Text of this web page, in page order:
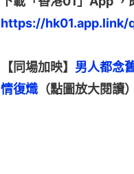
https://hk01.app.link/
【同場加映】 男人都念
情復熾 （點圖放大閱讀